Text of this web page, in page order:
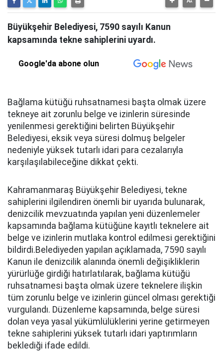
Büyükşehir Belediyesi, 7590 sayılı Kanun
kapsamında tekne sahiplerini uyardı.
Google'da abone olun
Bağlama kütüğü ruhsatnamesi başta olmak üzere
tekneye ait zorunlu belge ve izinlerin süresinde
yenilenmesi gerektiğini belirten Büyükşehir
Belediyesi, eksik veya süresi dolmuş belgeler
nedeniyle yüksek tutarlı idari para cezalarıyla
karşılaşılabileceğine dikkat çekti.
Kahramanmaraş Büyükşehir Belediyesi, tekne
sahiplerini ilgilendiren önemli bir uyarıda bulunarak,
denizcilik mevzuatında yapılan yeni düzenlemeler
kapsamında bağlama kütüğüne kayıtlı teknelere ait
belge ve izinlerin mutlaka kontrol edilmesi gerektiğini
bildirdi.Belediyeden yapılan açıklamada, 7590 sayılı
Kanun ile denizcilik alanında önemli değişikliklerin
yürürlüğe girdiği hatırlatılarak, bağlama kütüğü
ruhsatnamesi başta olmak üzere teknelere ilişkin
tüm zorunlu belge ve izinlerin güncel olması gerektiği
vurgulandı. Düzenleme kapsamında, belge süresi
dolan veya yasal yükümlülüklerini yerine getirmeyen
tekne sahiplerini yüksek tutarlı idari yaptırımların
beklediği ifade edildi.